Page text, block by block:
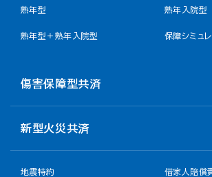
熟年型 熟年入院型
熟年型＋熟年入院型 保障シミュ
傷害保障型共済
新型火災共済
地震特約 借家人賠償